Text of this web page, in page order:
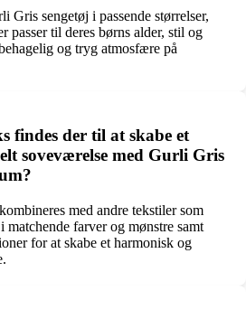
sengetøj i passende størrelser,
passer til deres børns alder, stil og
og tryg atmosfære på
findes der til at skabe et
soveværelse med Gurli Gris
med andre tekstiler som
farver og mønstre samt
for at skabe et harmonisk og